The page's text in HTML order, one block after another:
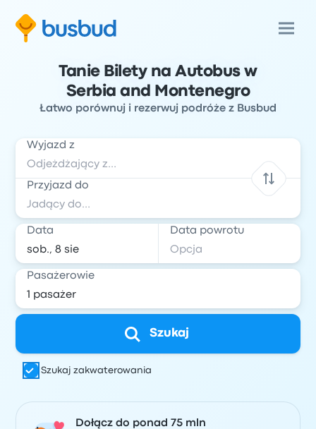
Tanie Bilety na Autobus w
Serbia and Montenegro
Łatwo porównuj i rezerwuj podróże z Busbud
Wyjazd z
Przyjazd do
Data Data powrotu
Pasażerowie
Szukaj
Szukaj zakwaterowania
Dołącz do ponad 75 mln